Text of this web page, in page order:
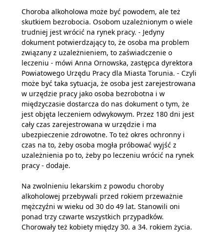
Choroba alkoholowa może być powodem, ale też
skutkiem bezrobocia. Osobom uzależnionym o wiele
trudniej jest wrócić na rynek pracy. - Jedyny
dokument potwierdzający to, że osoba ma problem
związany z uzależnieniem, to zaświadczenie o
leczeniu - mówi Anna Ornowska, zastępca dyrektora
Powiatowego Urzędu Pracy dla Miasta Torunia. - Czyli
może być taka sytuacja, że osoba jest zarejestrowana
w urzędzie pracy jako osoba bezrobotna i w
międzyczasie dostarcza do nas dokument o tym, że
jest objęta leczeniem odwykowym. Przez 180 dni jest
cały czas zarejestrowana w urzędzie i ma
ubezpieczenie zdrowotne. To też okres ochronny i
czas na to, żeby osoba mogła próbować wyjść z
uzależnienia po to, żeby po leczeniu wrócić na rynek
pracy - dodaje.
Na zwolnieniu lekarskim z powodu choroby
alkoholowej przebywali przed rokiem przeważnie
mężczyźni w wieku od 30 do 49 lat. Stanowili oni
ponad trzy czwarte wszystkich przypadków.
Chorowały też kobiety między 30. a 34. rokiem życia.